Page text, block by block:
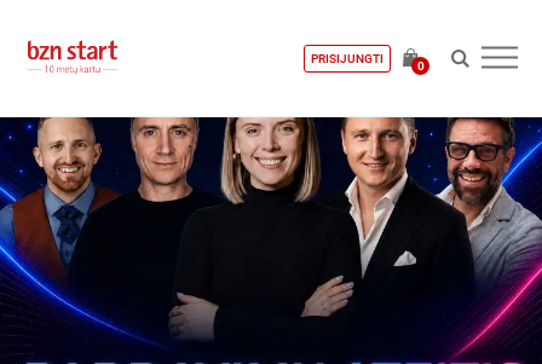
PRISIJUNGTI
0